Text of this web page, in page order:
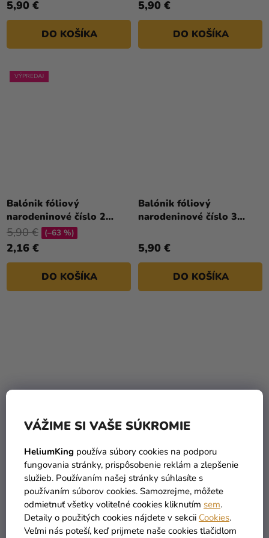
VÁŽIME SI VAŠE SÚKROMIE
HeliumKing používa súbory cookies na podporu
fungovania stránky, prispôsobenie reklám a zlepšenie
služieb. Používaním našej stránky súhlasíte s
používaním súborov cookies. Samozrejme, môžete
odmietnuť všetky voliteľné cookies kliknutím sem.
Detaily o použitých cookies nájdete v sekcii Cookies.
Veľmi nás poteší, keď prijmete naše cookies tlačidlom
5
hviezdičiek.
5,90 €
DO KOŠÍKA
5
hviezdičiek.
5,90 €
DO KOŠÍKA
VÝPREDAJ
Balónik fóliový
narodeninové číslo 2
zlatý 86cm
hodnotenie
produktu
je
5,0
5
hviezdičiek.
2,16 €
5,90 € (–63 %)
DO KOŠÍKA
Balónik fóliový
narodeninové číslo 3
5,90 €
DO KOŠÍKA
Balónik fóliový
narodeninové číslo 3
červený 86 cm
5,90 €
DO KOŠÍKA
Balónik fóliový
narodeninové číslo 3
ružovo-zlatý 86 cm
5,90 €
DO KOŠÍKA